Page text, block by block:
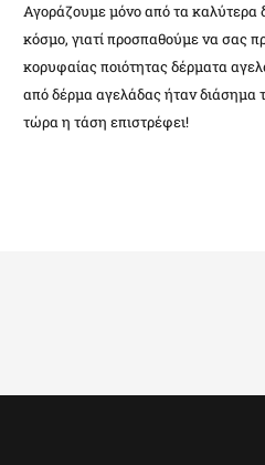
Αγοράζουμε μόνο από τα καλύτερα
κόσμο, γιατί προσπαθούμε να σας
κορυφαίας ποιότητας δέρματα
από δέρμα αγελάδας ήταν διάσημα
τώρα η τάση επιστρέφει!